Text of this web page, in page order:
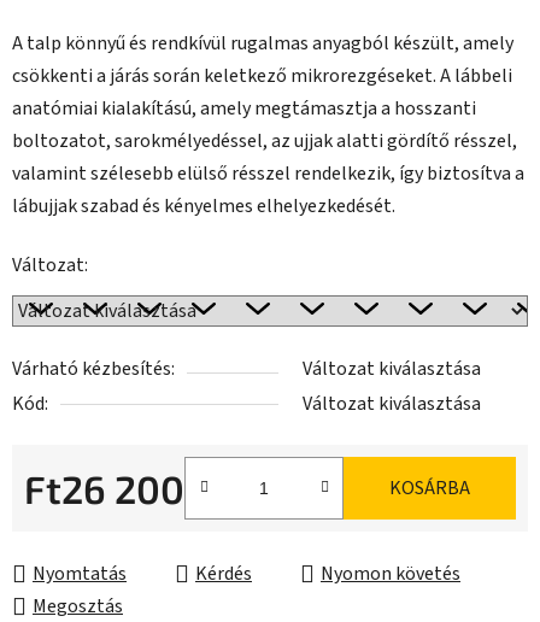
A talp könnyű és rendkívül rugalmas anyagból készült, amely
csökkenti a járás során keletkező mikrorezgéseket. A lábbeli
anatómiai kialakítású, amely megtámasztja a hosszanti
boltozatot, sarokmélyedéssel, az ujjak alatti gördítő résszel,
valamint szélesebb elülső résszel rendelkezik, így biztosítva a
lábujjak szabad és kényelmes elhelyezkedését.
Változat:
Várható kézbesítés:
Változat kiválasztása
Kód:
Változat kiválasztása
Ft26 200 KOSÁRBA
Nyomtatás Kérdés
Nyomon követés
Megosztás